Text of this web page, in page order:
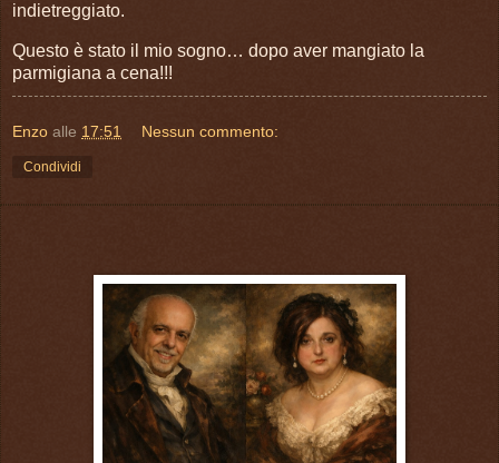
indietreggiato.
Questo è stato il mio sogno… dopo aver mangiato la
parmigiana a cena!!!
Enzo alle 17:51 Nessun commento:
Condividi